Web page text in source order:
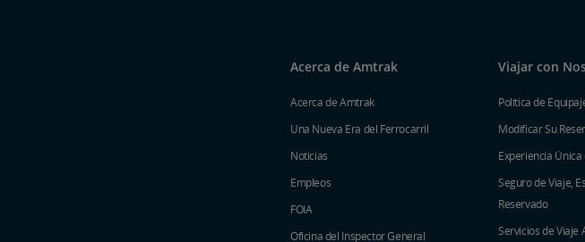
Acerca de Amtrak
Acerca de Amtrak
Una Nueva Era del Ferrocarril
Noticias
Empleos
FOIA
Oficina del Inspector General
Viajar con
Política de
Modificar Su
Experiencia
Seguro de Viaje,
Reservado
Servicios de Viaje